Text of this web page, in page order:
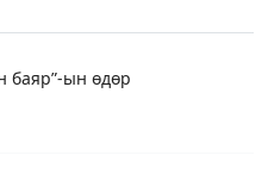
баяр”-ын өдөр